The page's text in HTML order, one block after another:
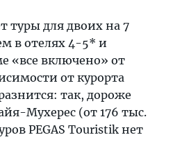
туры для двоих на 7
в отелях 4-5* и
«все включено» от
от курорта
так, дороже
Мухерес (от 176 тыс.
PEGAS Touristik нет